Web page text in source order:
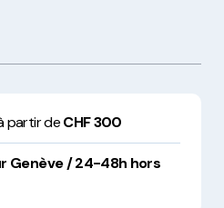
partir deCHF 300
Genève / 24-48h hors